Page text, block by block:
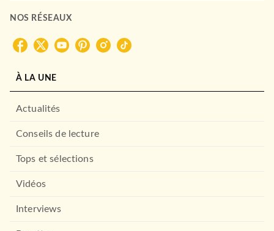
NOS RÉSEAUX
À LA UNE
Actualités
Conseils de lecture
Tops et sélections
Vidéos
Interviews